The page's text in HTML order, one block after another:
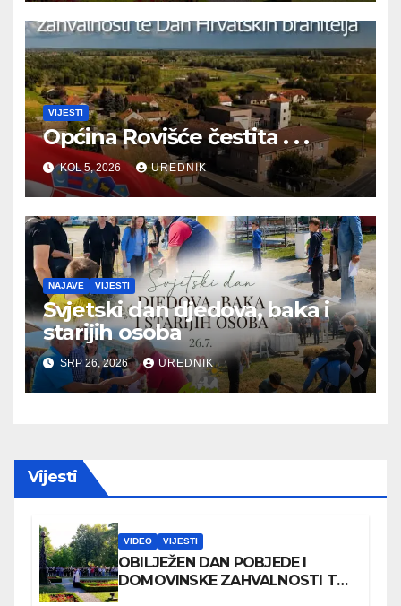
VIJESTI
Općina Rovišće čestita . . .
KOL 5, 2026 UREDNIK
NAJAVE VIJESTI
Svjetski dan djedova, baka i
starijih osoba
SRP 26, 2026 UREDNIK
Vijesti
VIDEO VIJESTI
OBILJEŽEN DAN POBJEDE I
DOMOVINSKE ZAHVALNOSTI TE